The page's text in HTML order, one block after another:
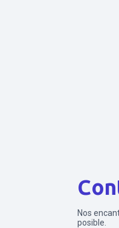
Nos
posible.